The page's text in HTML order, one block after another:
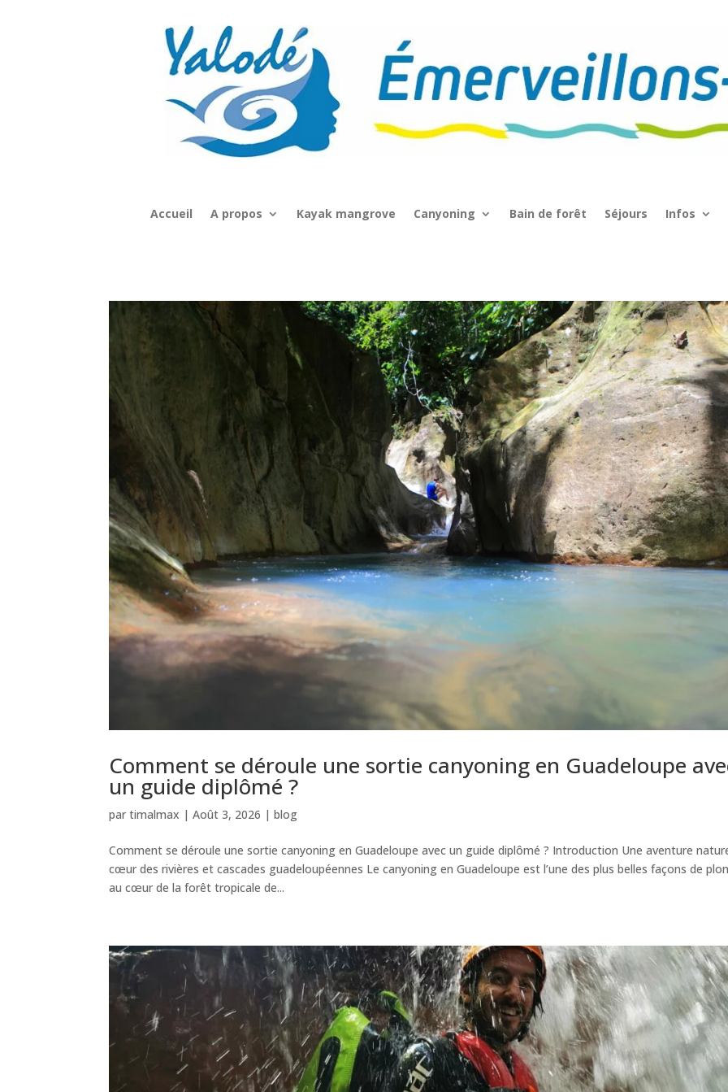
Accueil A propos Kayak mangrove Canyoning Bain de forêt Séjours Infos
Comment se déroule une sortie canyoning en Guadeloupe
un guide diplômé ?
partimalmax |Août 3, 2026 |blog
Comment se déroule une sortie canyoning en Guadeloupe avec un guide diplômé ? Introduction Une aventure
cœur des rivières et cascades guadeloupéennes Le canyoning en Guadeloupe est l’une des plus belles façons de
au cœur de la forêt tropicale de...